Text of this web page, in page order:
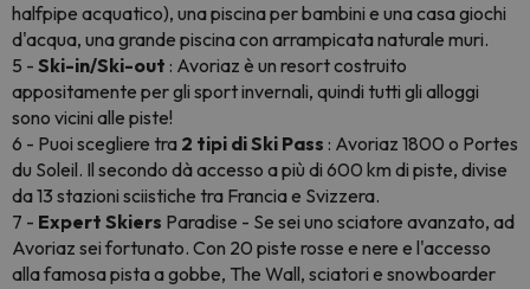
halfpipe acquatico), una piscina per bambini e una casa giochi
d'acqua, una grande piscina con arrampicata naturale muri.
5 - Ski-in/Ski-out : Avoriaz è un resort costruito
appositamente per gli sport invernali, quindi tutti gli alloggi
sono vicini alle piste!
6 - Puoi scegliere tra 2 tipi di Ski Pass : Avoriaz 1800 o Portes
du Soleil. Il secondo dà accesso a più di 600 km di piste, divise
da 13 stazioni sciistiche tra Francia e Svizzera.
7 - Expert Skiers Paradise - Se sei uno sciatore avanzato, ad
Avoriaz sei fortunato. Con 20 piste rosse e nere e l'accesso
alla famosa pista a gobbe, The Wall, sciatori e snowboarder